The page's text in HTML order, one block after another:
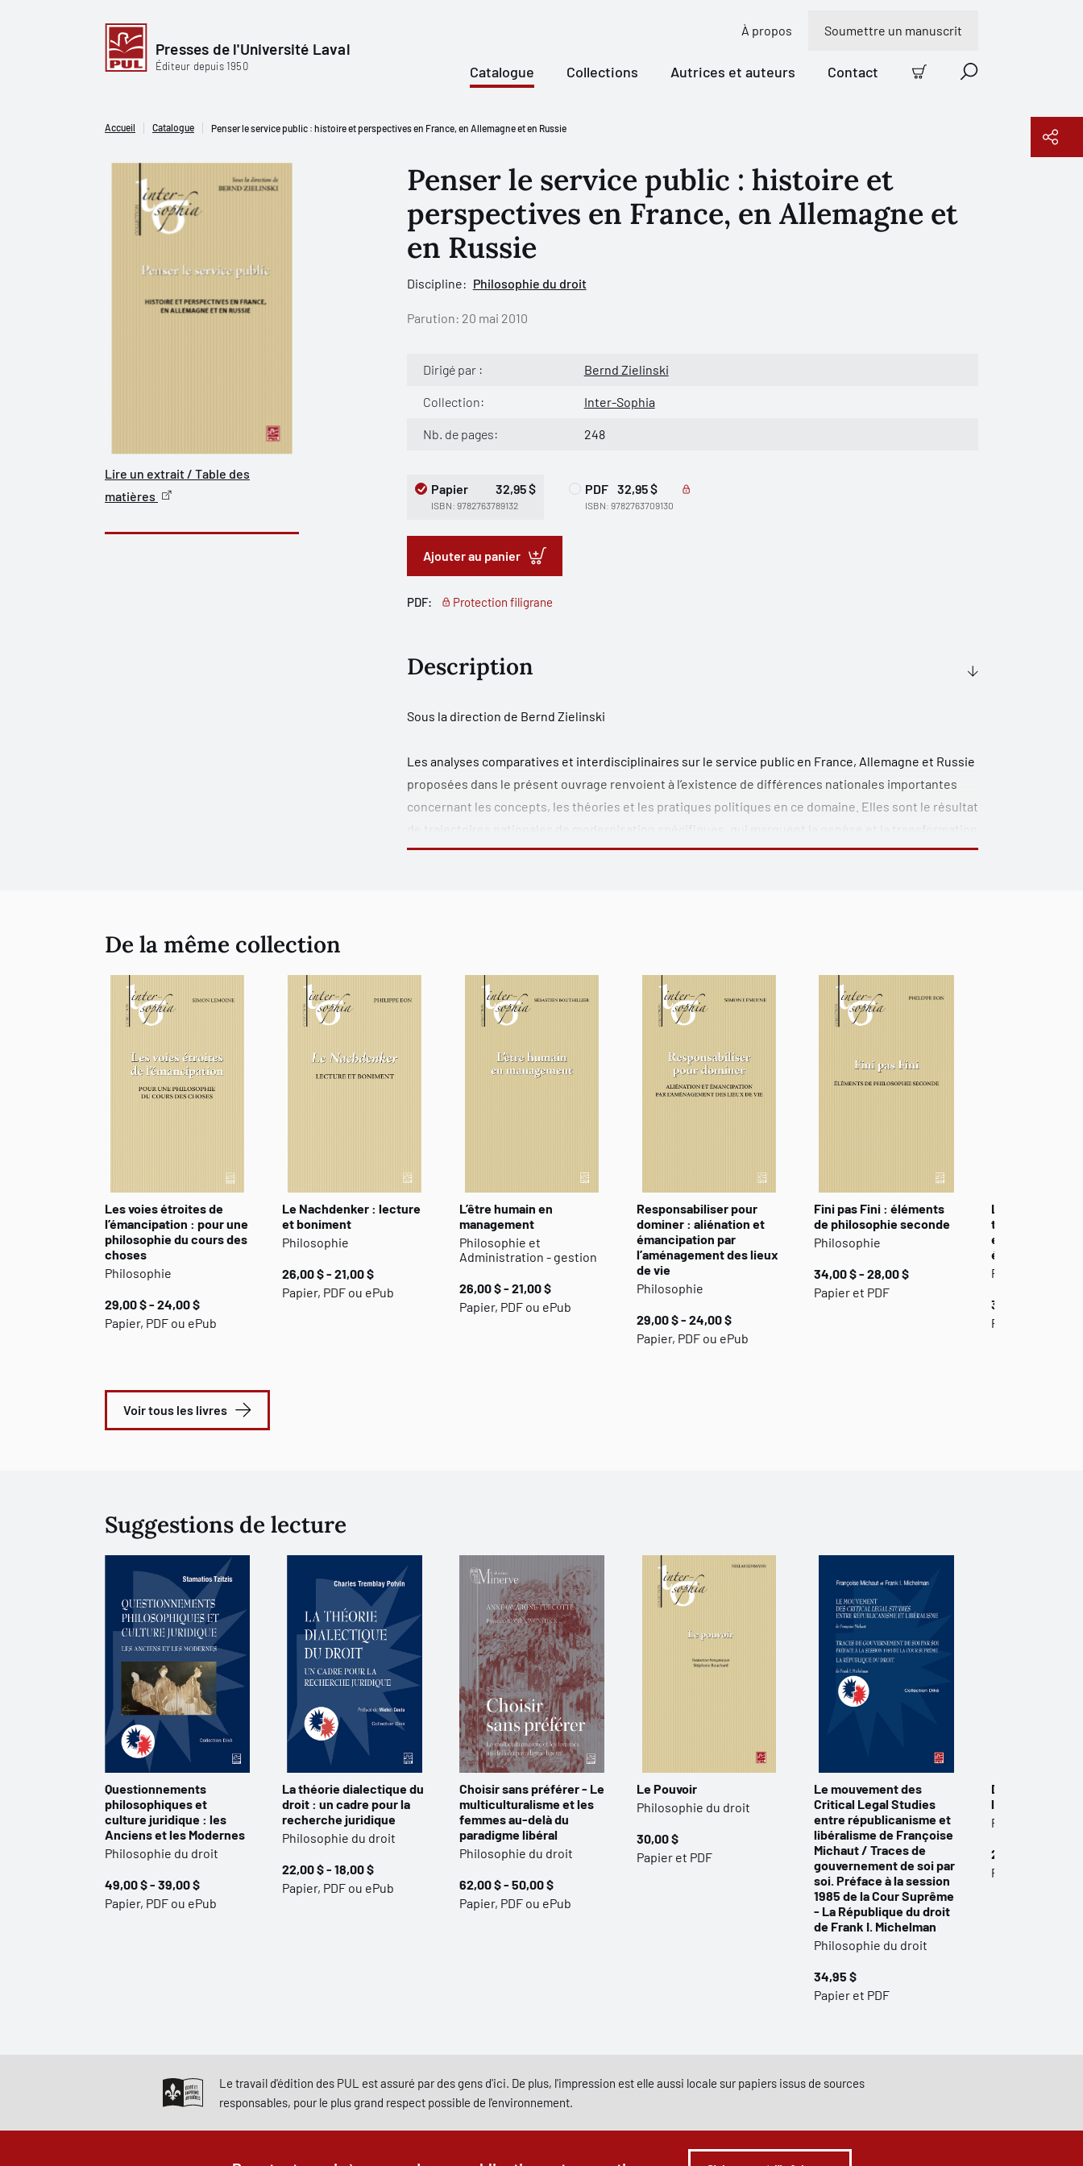
Presses de l'Université Laval
Éditeur depuis 1950
À propos Soumettre un manuscrit
Catalogue Collections Autrices et auteurs Contact
Panier Recherche
Accueil Catalogue Penser le service public : histoire et perspectives en France, en Allemagne et en Russie
Lire un extrait / Table des
matières
Penser le service public : histoire et
perspectives en France, en Allemagne et
en Russie
Discipline: Philosophie du droit
Parution: 20 mai 2010
Dirigé par : Bernd Zielinski
Collection: Inter-Sophia
Nb. de pages: 248
Papier 32,95 $
ISBN: 9782763789132
PDF 32,95 $
ISBN: 9782763709130
Ajouter au panier
PDF: Protection filigrane
Description
Sous la direction de Bernd Zielinski
Les analyses comparatives et interdisciplinaires sur le service public en France, Allemagne et Russie
proposées dans le présent ouvrage renvoient à l’existence de différences nationales importantes
concernant les concepts, les théories et les pratiques politiques en ce domaine. Elles sont le résultat
de trajectoires nationales de modernisation spécifiques, qui marquent la genèse et la transformation
historique des services publics. Ces derniers occupent ainsi des positions différentes dans la culture
thématisant la genèse historique du concept de service public et des analyses sur les enjeux
politiques des réformes en cours au niveau national et communautaire, ce livre contribue au
nécessaire débat sur cet élément essentiel de l’organisation économique et sociale en Europe
De la même collection
Les voies étroites de
l’émancipation : pour une
philosophie du cours des
choses
Philosophie
29,00 $ - 24,00 $
Papier, PDF ou ePub
Le Nachdenker : lecture
et boniment
Philosophie
26,00 $ - 21,00 $
Papier, PDF ou ePub
L’être humain en
management
Philosophie et
Administration - gestion
26,00 $ - 21,00 $
Papier, PDF ou ePub
Responsabiliser pour
dominer : aliénation et
émancipation par
l’aménagement des lieux
de vie
Philosophie
29,00 $ - 24,00 $
Papier, PDF ou ePub
Fini pas Fini : éléments
de philosophie seconde
Philosophie
34,00 $ - 28,00 $
Papier et PDF
L’énergie, une
touche
essai sur la
énergétique
Philosophie
30,00 $
Papier et PDF
Voir tous les livres
Suggestions de lecture
Questionnements
philosophiques et
culture juridique : les
Anciens et les Modernes
Philosophie du droit
49,00 $ - 39,00 $
Papier, PDF ou ePub
La théorie dialectique du
droit : un cadre pour la
recherche juridique
Philosophie du droit
22,00 $ - 18,00 $
Papier, PDF ou ePub
Choisir sans préférer - Le
multiculturalisme et les
femmes au-delà du
paradigme libéral
Philosophie du droit
62,00 $ - 50,00 $
Papier, PDF ou ePub
Le Pouvoir
Philosophie du droit
30,00 $
Papier et PDF
Le mouvement des
Critical Legal Studies
entre républicanisme et
libéralisme de Françoise
Michaut / Traces de
gouvernement de soi par
soi. Préface à la session
1985 de la Cour Suprême
- La République du droit
de Frank I. Michelman
Philosophie du droit
34,95 $
Papier et PDF
Droit, mémoire
littérature
Philosophie du
24,95 $
Papier et PDF
Le travail d'édition des PUL est assuré par des gens d'ici. De plus, l'impression est elle aussi locale sur papiers issus de sources
responsables, pour le plus grand respect possible de l'environnement.